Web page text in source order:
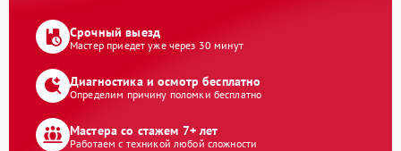
Срочный выезд
Мастер приедет уже через 30 минут
Диагностика и осмотр бесплатно
Определим причину поломки бесплатно
Мастера со стажем 7+ лет
Работаем с техникой любой сложности